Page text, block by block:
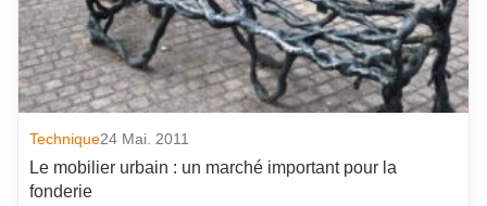
Technique24 Mai. 2011
Le mobilier urbain : un marché important pour la
fonderie